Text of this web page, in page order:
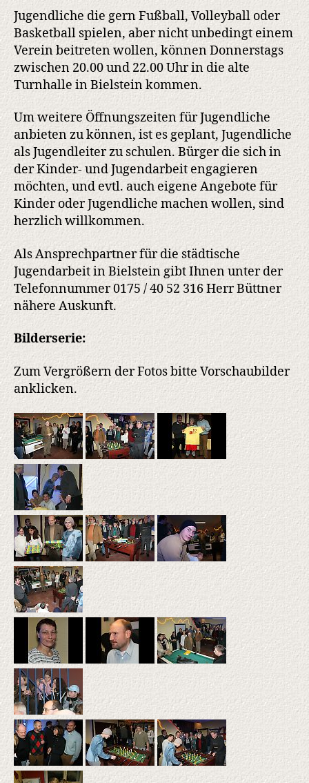
Jugendliche die gern Fußball, Volleyball oder
Basketball spielen, aber nicht unbedingt einem
Verein beitreten wollen, können Donnerstags
zwischen 20.00 und 22.00 Uhr in die alte
Turnhalle in Bielstein kommen.
Um weitere Öffnungszeiten für Jugendliche
anbieten zu können, ist es geplant, Jugendliche
als Jugendleiter zu schulen. Bürger die sich in
der Kinder- und Jugendarbeit engagieren
möchten, und evtl. auch eigene Angebote für
Kinder oder Jugendliche machen wollen, sind
herzlich willkommen.
Als Ansprechpartner für die städtische
Jugendarbeit in Bielstein gibt Ihnen unter der
Telefonnummer 0175 / 40 52 316 Herr Büttner
nähere Auskunft.
Bilderserie:
Zum Vergrößern der Fotos bitte Vorschaubilder
anklicken.